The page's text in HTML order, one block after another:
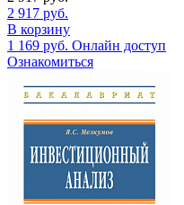
2 917 руб.
В корзину
1 169 руб. Онлайн доступ
Ознакомиться